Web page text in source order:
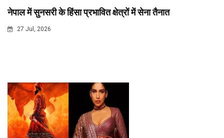
नेपाल में सुनसरी के हिंसा प्रभावित क्षेत्रों में सेना तैनात
27 Jul, 2026